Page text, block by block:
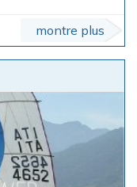
montre plus